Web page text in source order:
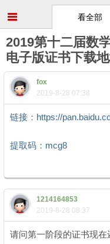
看全部
2019第十二届数
电子版证书下载地
fox
2019-8-28 07:38
链接：https://
提取码：mcg8
1214164853
2019-8-28 08:37
请问第一阶段的证书现在